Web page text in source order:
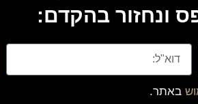
ונחזור בהקדם:
באתר.